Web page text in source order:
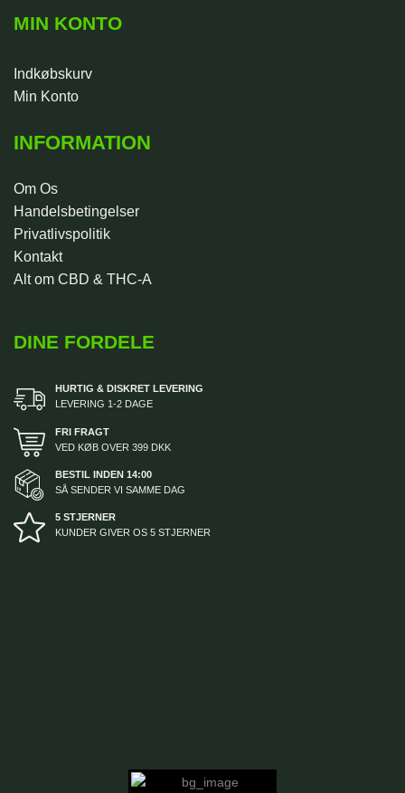
MIN KONTO
Indkøbskurv
Min Konto
INFORMATION
Om Os
Handelsbetingelser
Privatlivspolitik
Kontakt
Alt om CBD & THC-A
DINE FORDELE
HURTIG & DISKRET LEVERING
LEVERING 1-2 DAGE
FRI FRAGT
VED KØB OVER 399 DKK
BESTIL INDEN 14:00
SÅ SENDER VI SAMME DAG
5 STJERNER
KUNDER GIVER OS 5 STJERNER